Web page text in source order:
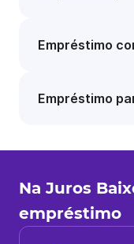
Empréstimo
Empréstimo
Na Juros
empréstimo